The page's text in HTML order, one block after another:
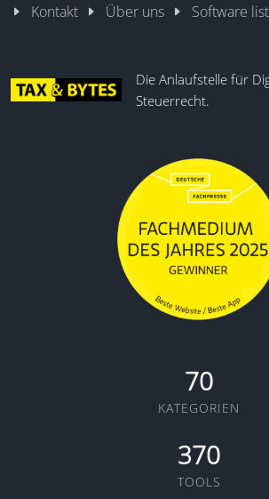
Kontakt Über uns Software
Die Anlaufstelle für
Steuerrecht.
70
KATEGORIEN
370
TOOLS